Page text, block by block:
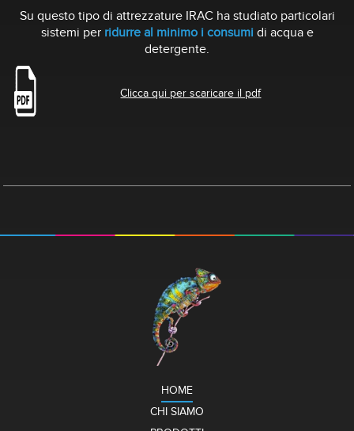
Su questo tipo di attrezzature IRAC ha studiato particolari
sistemi per ridurre al minimo i consumidi acqua e
detergente.
Clicca qui per scaricare il pdf
HOME
CHI SIAMO